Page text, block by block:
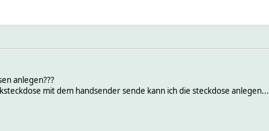
anlegen???
mit dem handsender sende kann ich die steckdose anlegen...